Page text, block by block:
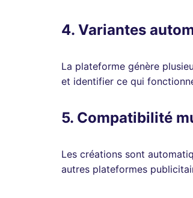
4. Variantes
La plateforme génère
et identifier ce qui
5. Compatibilité
Les créations sont
autres plateformes